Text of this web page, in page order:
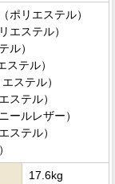
ポリエステル）
エステル）
ル）
テル）
ステル）
ステル）
ールレザー）
ステル）
17.6kg